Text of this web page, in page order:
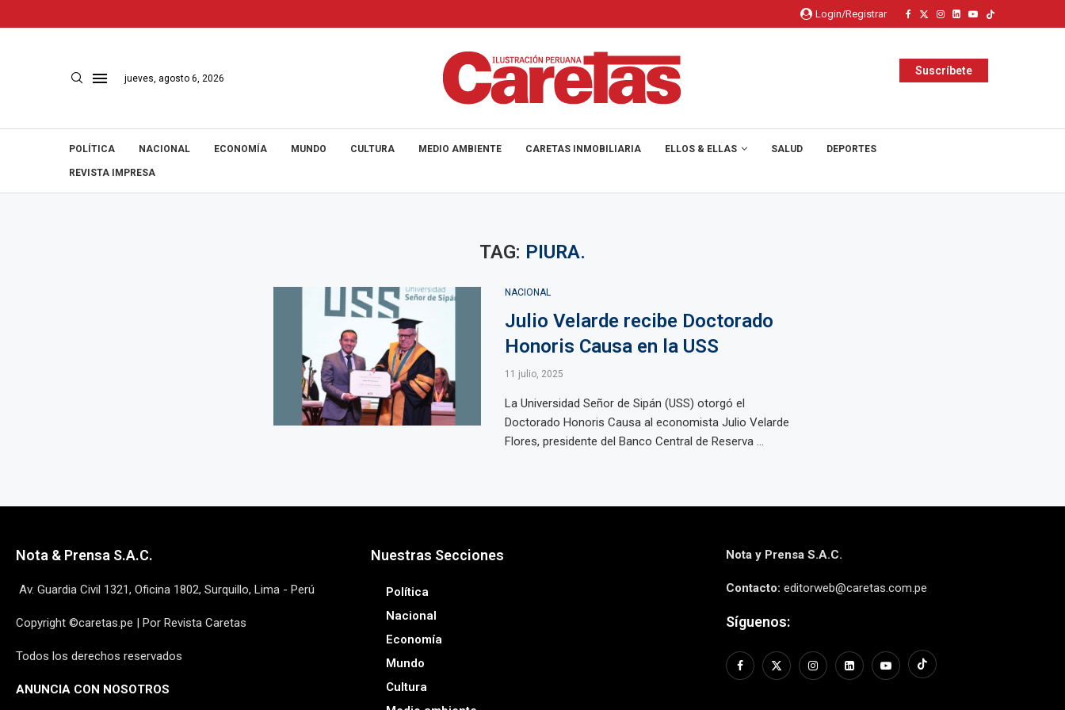
Login/Registrar
jueves, agosto 6, 2026
Suscríbete
POLÍTICA NACIONAL ECONOMÍA MUNDO CULTURA MEDIO AMBIENTE CARETAS INMOBILIARIA ELLOS & ELLAS SALUD DEPORTES
REVISTA IMPRESA
TAG: PIURA.
NACIONAL
Julio Velarde recibe Doctorado
Honoris Causa en la USS
11 julio, 2025
La Universidad Señor de Sipán (USS) otorgó el
Doctorado Honoris Causa al economista Julio Velarde
Flores, presidente del Banco Central de Reserva ...
Nota & Prensa S.A.C.
Av. Guardia Civil 1321, Oficina 1802, Surquillo, Lima - Perú
Copyright ©caretas.pe | Por Revista Caretas
Todos los derechos reservados
ANUNCIA CON NOSOTROS
Nuestras Secciones
Política
Nacional
Economía
Mundo
Cultura
Nota y Prensa S.A.C.
Contacto: editorweb@caretas.com.pe
Síguenos: